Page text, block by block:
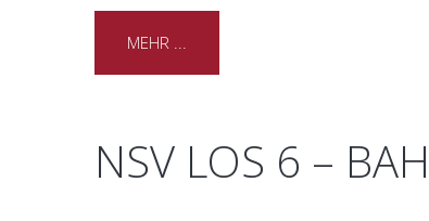
MEHR ...
NSV LOS 6 –